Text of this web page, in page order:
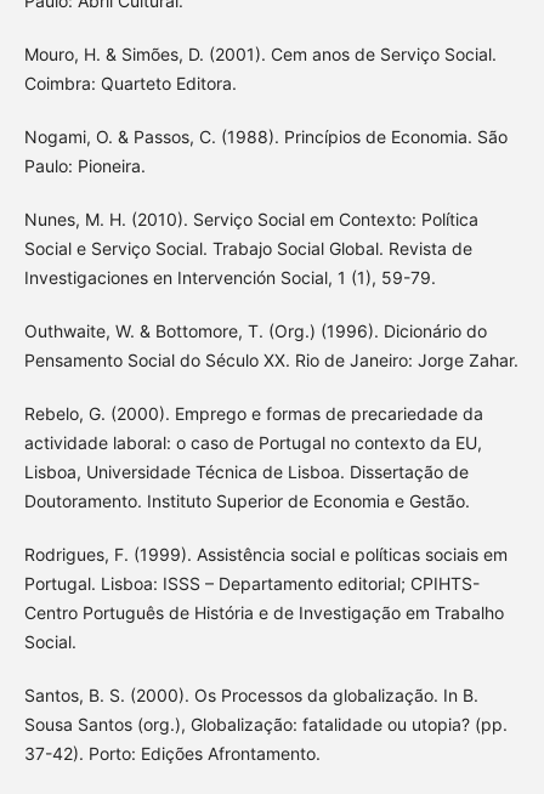
Mouro, H. & Simões, D. (2001). Cem anos de Serviço Social.
Coimbra: Quarteto Editora.
Nogami, O. & Passos, C. (1988). Princípios de Economia. São
Paulo: Pioneira.
Nunes, M. H. (2010). Serviço Social em Contexto: Política
Social e Serviço Social. Trabajo Social Global. Revista de
Investigaciones en Intervención Social, 1 (1), 59-79.
Outhwaite, W. & Bottomore, T. (Org.) (1996). Dicionário do
Pensamento Social do Século XX. Rio de Janeiro: Jorge Zahar.
Rebelo, G. (2000). Emprego e formas de precariedade da
actividade laboral: o caso de Portugal no contexto da EU,
Lisboa, Universidade Técnica de Lisboa. Dissertação de
Doutoramento. Instituto Superior de Economia e Gestão.
Rodrigues, F. (1999). Assistência social e políticas sociais em
Portugal. Lisboa: ISSS – Departamento editorial; CPIHTS-
Centro Português de História e de Investigação em Trabalho
Social.
Santos, B. S. (2000). Os Processos da globalização. In B.
Sousa Santos (org.), Globalização: fatalidade ou utopia? (pp.
37-42). Porto: Edições Afrontamento.